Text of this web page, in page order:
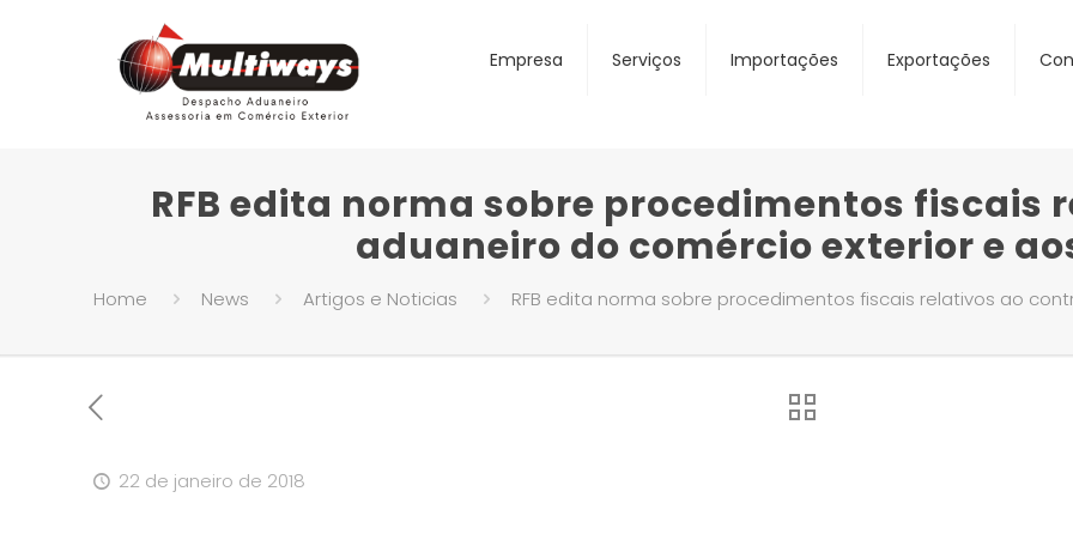
Empresa Serviços Importações Exportações
RFB edita norma sobre procedimentos fiscais
aduaneiro do comércio exterior e
Home News Artigos e Noticias RFB edita norma sobre procedimentos fiscais relativos ao
22 de janeiro de 2018